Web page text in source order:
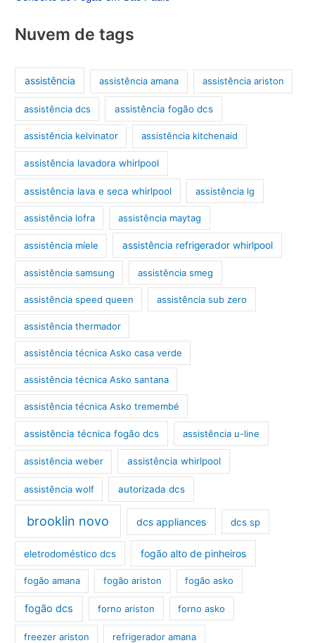
Nuvem de tags
assistência assistência amana assistência ariston
assistência dcs assistência fogão dcs
assistência kelvinator assistência kitchenaid
assistência lavadora whirlpool
assistência lava e seca whirlpool assistência lg
assistência lofra assistência maytag
assistência míele assistência refrigerador whirlpool
assistência samsung assistência smeg
assistência speed queen assistência sub zero
assistência thermador
assistência técnica Asko casa verde
assistência técnica Asko santana
assistência técnica Asko tremembé
assistência técnica fogão dcs assistência u-line
assistência weber assistência whirlpool
assistência wolf autorizada dcs
brooklin novo dcs appliances dcs sp
eletrodoméstico dcs fogão alto de pinheiros
fogão amana fogão ariston fogão asko
fogão dcs forno ariston forno asko
freezer ariston refrigerador amana